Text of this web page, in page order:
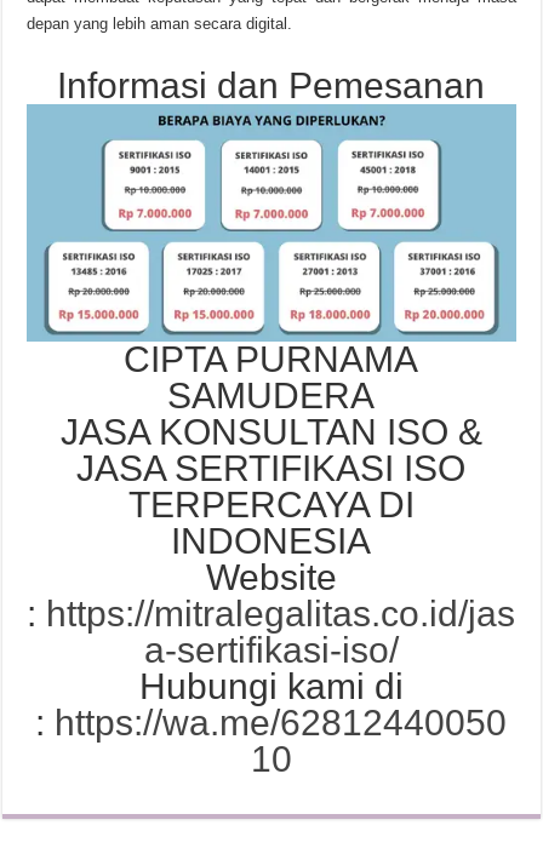
depan yang lebih aman secara digital.
Informasi dan Pemesanan
CIPTA PURNAMA
SAMUDERA
JASA KONSULTAN ISO &
JASA SERTIFIKASI ISO
TERPERCAYA DI
INDONESIA
Website
: https://mitralegalitas.co.id/jas
a-sertifikasi-iso/
Hubungi kami di
: https://wa.me/62812440050
10